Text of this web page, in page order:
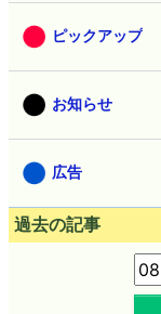
ピックアップ
お知らせ
広告
過去の記事